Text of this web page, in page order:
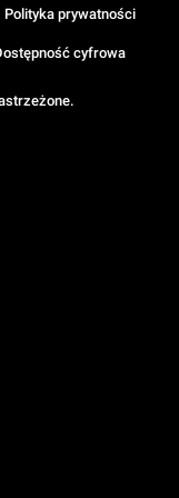
Polityka prywatności
cyfrowa